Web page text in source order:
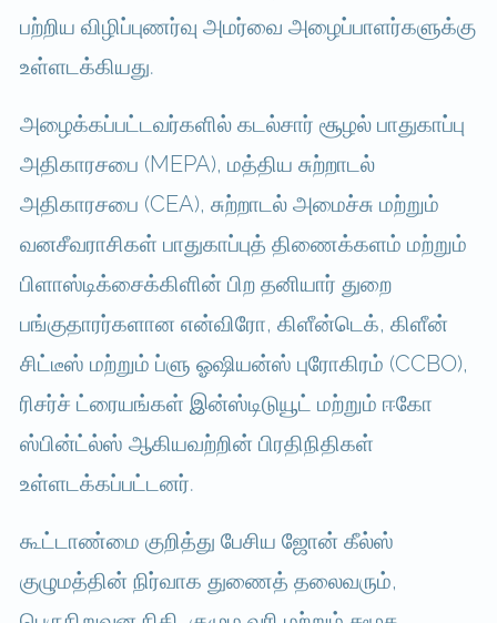
பற்றிய விழிப்புணர்வு அமர்வை அழைப்பாளர்களுக்கு
உள்ளடக்கியது.
அழைக்கப்பட்டவர்களில் கடல்சார் சூழல் பாதுகாப்பு
அதிகாரசபை (MEPA), மத்திய சுற்றாடல்
அதிகாரசபை (CEA), சுற்றாடல் அமைச்சு மற்றும்
வனசீவராசிகள் பாதுகாப்புத் திணைக்களம் மற்றும்
பிளாஸ்டிக்சைக்கிளின் பிற தனியார் துறை
பங்குதாரர்களான என்விரோ, கிளீன்டெக், கிளீன்
சிட்டீஸ் மற்றும் ப்ளு ஓஷியன்ஸ் புரோகிரம் (CCBO),
ரிசர்ச் ட்ரையங்கள் இன்ஸ்டிடுயூட் மற்றும் ஈகோ
ஸ்பின்ட்ல்ஸ் ஆகியவற்றின் பிரதிநிதிகள்
உள்ளடக்கப்பட்டனர்.
கூட்டாண்மை குறித்து பேசிய ஜோன் கீல்ஸ்
குழுமத்தின் நிர்வாக துணைத் தலைவரும்,